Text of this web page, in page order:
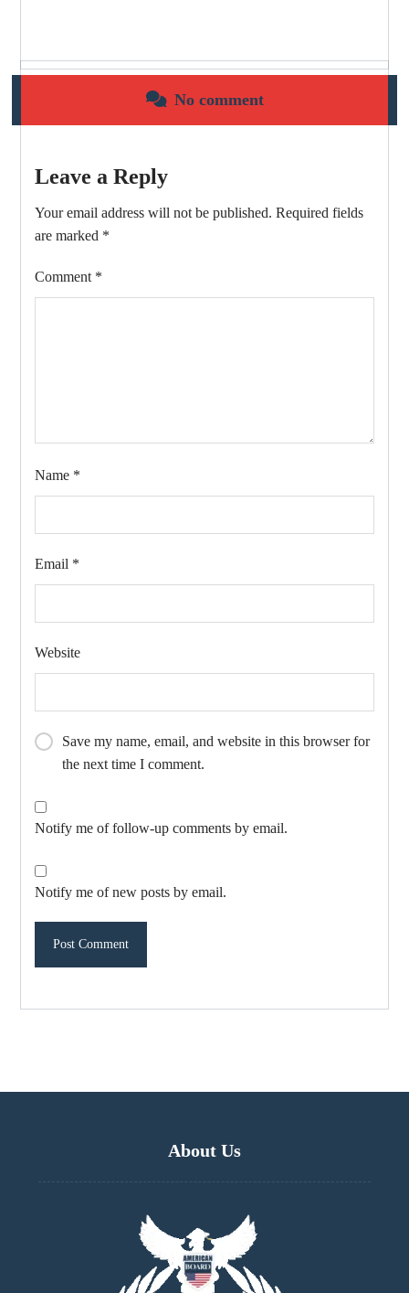
No comment
Leave a Reply
Your email address will not be published. Required fields
are marked *
Comment *
Name *
Email *
Website
Save my name, email, and website in this browser for
the next time I comment.
Notify me of follow-up comments by email.
Notify me of new posts by email.
About Us